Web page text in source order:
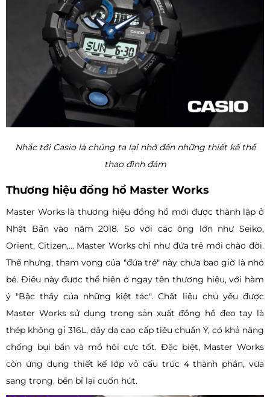
Nhắc tới Casio là chúng ta lại nhớ đến những thiết kế thể
thao đình đám
Thương hiệu đồng hồ Master Works
Master Works là thương hiệu đồng hồ mới được thành lập ở
Nhật Bản vào năm 2018. So với các ông lớn như Seiko,
Orient, Citizen,... Master Works chỉ như đứa trẻ mới chào đời.
Thế nhưng, tham vọng của "đứa trẻ" này chưa bao giờ là nhỏ
bé. Điều này được thể hiện ở ngay tên thương hiệu, với hàm
ý "Bậc thầy của những kiệt tác". Chất liệu chủ yếu được
Master Works sử dụng trong sản xuất đồng hồ đeo tay là
thép không gỉ 316L, dây da cao cấp tiêu chuẩn Ý, có khả năng
chống bụi bẩn và mồ hôi cực tốt. Đặc biệt, Master Works
còn ứng dụng thiết kế lớp vỏ cấu trúc 4 thành phần, vừa
sang trọng, bền bỉ lại cuốn hút.